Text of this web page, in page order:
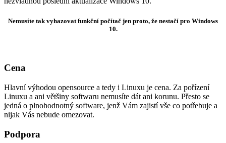
Nemusíte tak vyhazovat funkční počítač jen proto, že nestačí pro Windows
10.
Cena
Hlavní výhodou opensource a tedy i Linuxu je cena. Za pořízení
Linuxu a ani většiny softwaru nemusíte dát ani korunu. Přesto se
jedná o plnohodnotný software, jenž Vám zajistí vše co potřebuje a
nijak Vás nebude omezovat.
Podpora